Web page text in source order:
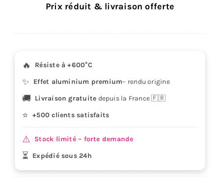
500
-
1991
Vector
Prix réduit & livraison offerte
🔥 Résiste à +600°C
✨ Effet aluminium premium– rendu origine
🚚 Livraison gratuite depuis la France 🇫🇷
⭐ +500 clients satisfaits
⚠️ Stock limité – forte demande
⏳ Expédié sous 24h